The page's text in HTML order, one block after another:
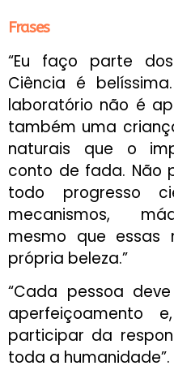
Frases
“Eu faço parte
Ciência é
laboratório não é
também uma
naturais que o
conto de fada. Não
todo progresso
mecanismos,
mesmo que essas
própria beleza.”
“Cada pessoa
aperfeiçoamento
participar da
toda a humanidade”.